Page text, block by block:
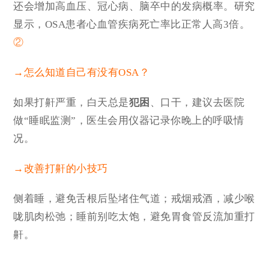
还会增加高血压、冠心病、脑卒中的发病概率。研究
显示，OSA患者心血管疾病死亡率比正常人高3倍。
②
→怎么知道自己有没有OSA？
如果打鼾严重，白天总是犯困 、口干，建议去医院
做“睡眠监测”，医生会用仪器记录你晚上的呼吸情
况。
→改善打鼾的小技巧
侧着睡 ，避免舌根后坠堵住气道；戒烟戒酒，减少喉
咙肌肉松弛；睡前别吃太饱， 避免胃食管反流加重打
鼾。